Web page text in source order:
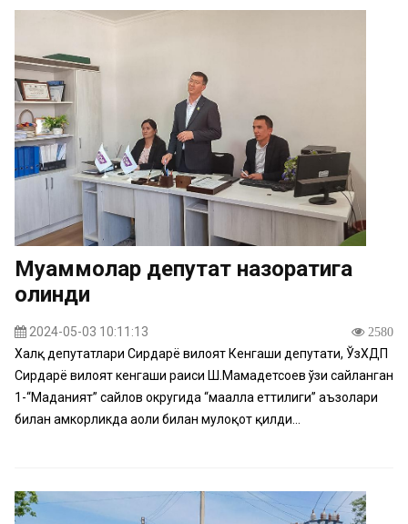
Муаммолар депутат назоратига
олинди
2024-05-03 10:11:13 2580
Халқ депутатлари Сирдарё вилоят Кенгаши депутати, ЎзХДП
Сирдарё вилоят кенгаши раиси Ш.Мамадетсоев ўзи сайланган
1-“Маданият” сайлов округида “маҳалла еттилиги” аъзолари
билан ҳамкорликда аҳоли билан мулоқот қилди...